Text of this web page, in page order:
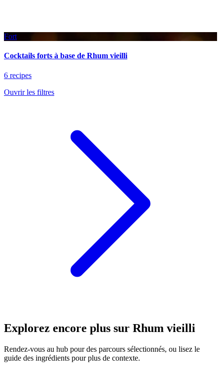
Fort
Cocktails forts à base de Rhum vieilli
6 recipes
Ouvrir les filtres
Explorez encore plus sur Rhum vieilli
Rendez-vous au hub pour des parcours sélectionnés, ou lisez le
guide des ingrédients pour plus de contexte.